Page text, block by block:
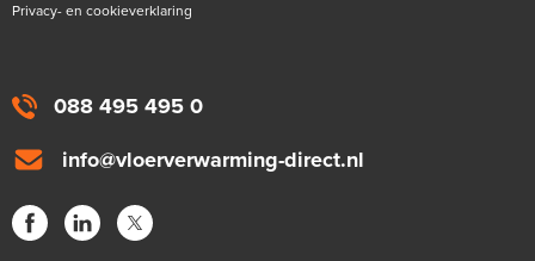
088 495 495 0
info@vloerverwarming-direct.nl
Privacy- en cookieverklaring